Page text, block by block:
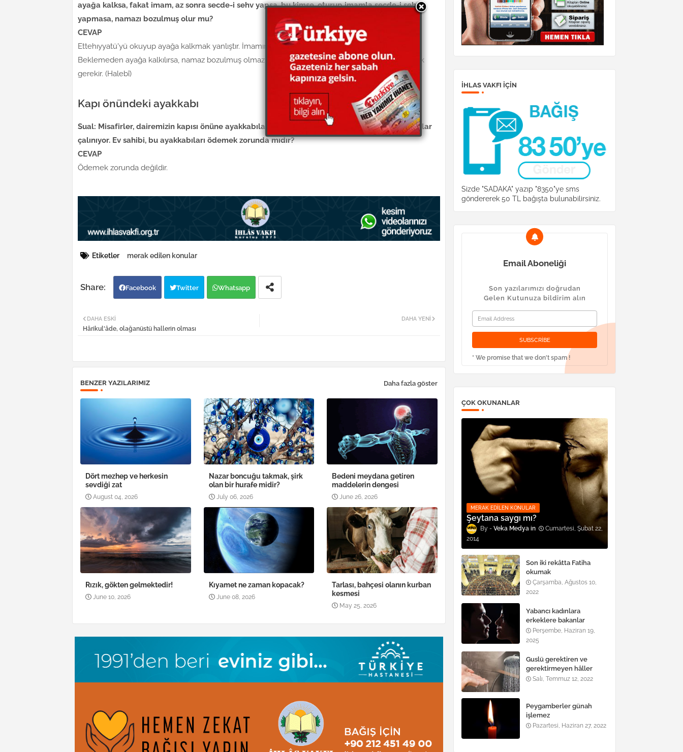
ayağa kalksa, fakat imam, az sonra secde-i sehv yapsa, bu kimse, oturup imamla secde-i sehv
yapmasa, namazı bozulmuş olur mu?
CEVAP
Ettehıyyatü'yü okuyup ayağa kalkmak yanlıştır. İmamın selam vermesini beklemek lazımdır.
Beklemeden ayağa kalkılırsa, namaz bozulmuş olmaz, ama namazın sonunda secde-i sehv yapmak
gerekir. (Halebî)
Kapı önündeki ayakkabı
Sual: Misafirler, dairemizin kapısı önüne ayakkabılarını çıkarıyorlar. Kapı önünden de ayakkabılar
çalınıyor. Ev sahibi, bu ayakkabıları ödemek zorunda mıdır?
CEVAP
Ödemek zorunda değildir.
Etiketler merak edilen konular
Facebook Twitter Whatsapp
DAHA YENI
DAHA ESKI
Hârikul'âde, olağanüstü hallerin olması
BENZER YAZILARIMIZ Daha fazla göster
Dört mezhep ve herkesin
sevdiği zat
August 04, 2026
Nazar boncuğu takmak, şirk
olan bir hurafe midir?
July 06, 2026
Bedeni meydana getiren
maddelerin dengesi
June 26, 2026
Rızık, gökten gelmektedir!
June 10, 2026
Kıyamet ne zaman kopacak?
June 08, 2026
Tarlası, bahçesi olanın kurban
kesmesi
May 25, 2026
İHLAS VAKFI IÇIN
Sizde "SADAKA" yazıp "8350"ye sms
göndererek 50 TL bağışta bulunabilirsiniz.
Email Aboneliği
Son yazılarımızı doğrudan
Gelen Kutunuza bildirim alın
* We promise that we don't spam !
ÇOK OKUNANLAR
MERAK EDILEN KONULAR
Şeytana saygı mı?
Veka Medya
Cumartesi, Şubat 22,
2014
Son iki rekâtta Fatiha
okumak
Çarşamba, Ağustos 10,
2022
Yabancı kadınlara
erkeklere bakanlar
Perşembe, Haziran 19,
2025
Guslü gerektiren ve
gerektirmeyen hâller
nelerdir?
Salı, Temmuz 12, 2022
Peygamberler günah
işlemez
Pazartesi, Haziran 27, 2022